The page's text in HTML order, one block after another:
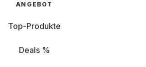
ANGEBOT
Top-Produkte
Deals %